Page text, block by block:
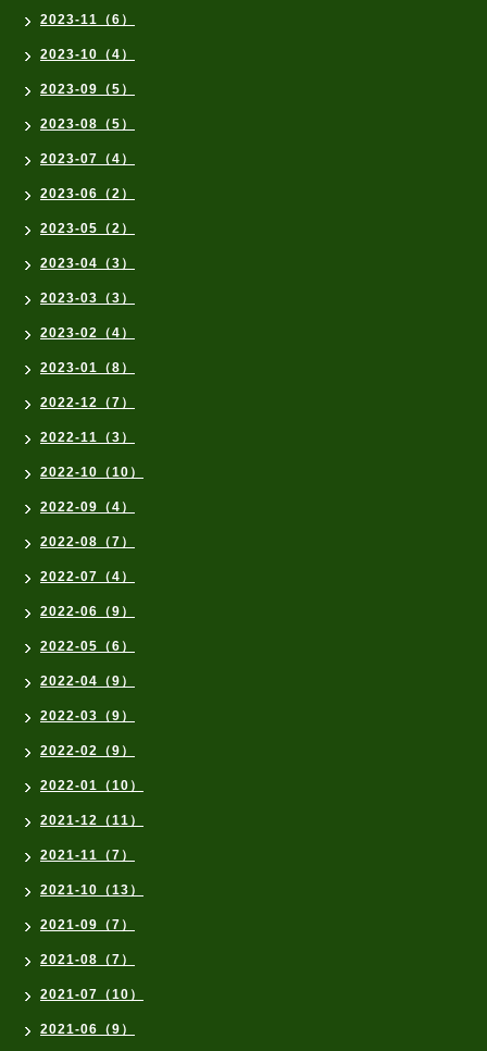
2023-11（6）
2023-10（4）
2023-09（5）
2023-08（5）
2023-07（4）
2023-06（2）
2023-05（2）
2023-04（3）
2023-03（3）
2023-02（4）
2023-01（8）
2022-12（7）
2022-11（3）
2022-10（10）
2022-09（4）
2022-08（7）
2022-07（4）
2022-06（9）
2022-05（6）
2022-04（9）
2022-03（9）
2022-02（9）
2022-01（10）
2021-12（11）
2021-11（7）
2021-10（13）
2021-09（7）
2021-08（7）
2021-07（10）
2021-06（9）